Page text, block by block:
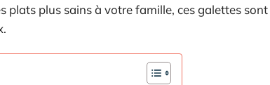
plats plus sains à votre famille, ces galettes